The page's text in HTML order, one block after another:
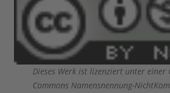
Dieses Werk ist lizenziert unter einer
Commons Namensnennung-